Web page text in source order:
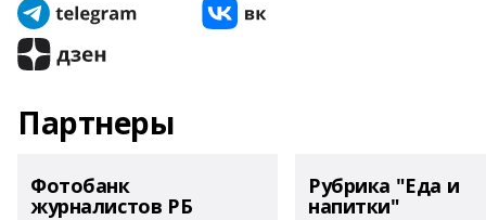
Партнеры
Фотобанк
журналистов РБ
Рубрика "Еда и
напитки"